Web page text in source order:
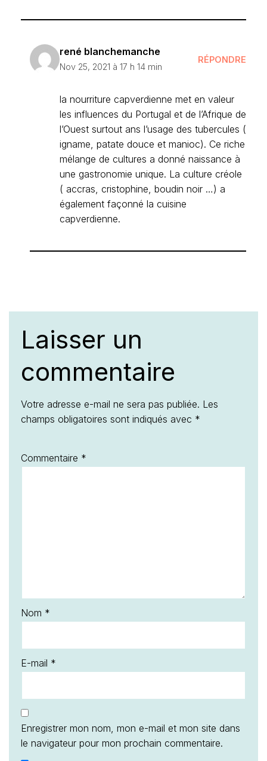
rené blanchemanche
Nov 25, 2021 à 17 h 14 min
RÉPONDRE
la nourriture capverdienne met en valeur
les influences du Portugal et de l’Afrique de
l’Ouest surtout ans l’usage des tubercules (
igname, patate douce et manioc). Ce riche
mélange de cultures a donné naissance à
une gastronomie unique. La culture créole
( accras, cristophine, boudin noir …) a
également façonné la cuisine
capverdienne.
Laisser un
commentaire
Votre adresse e-mail ne sera pas publiée. Les
champs obligatoires sont indiqués avec *
Commentaire *
Nom *
E-mail *
Enregistrer mon nom, mon e-mail et mon site dans
le navigateur pour mon prochain commentaire.